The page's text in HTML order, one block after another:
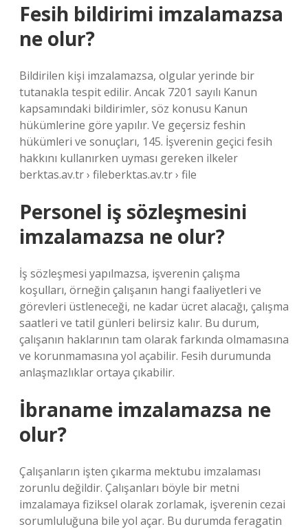
Fesih bildirimi imzalamazsa
ne olur?
Bildirilen kişi imzalamazsa, olgular yerinde bir
tutanakla tespit edilir. Ancak 7201 sayılı Kanun
kapsamındaki bildirimler, söz konusu Kanun
hükümlerine göre yapılır. Ve geçersiz feshin
hükümleri ve sonuçları, 145. İşverenin geçici fesih
hakkını kullanırken uyması gereken ilkeler
berktas.av.tr › fileberktas.av.tr › file
Personel iş sözleşmesini
imzalamazsa ne olur?
İş sözleşmesi yapılmazsa, işverenin çalışma
koşulları, örneğin çalışanın hangi faaliyetleri ve
görevleri üstleneceği, ne kadar ücret alacağı, çalışma
saatleri ve tatil günleri belirsiz kalır. Bu durum,
çalışanın haklarının tam olarak farkında olmamasına
ve korunmamasına yol açabilir. Fesih durumunda
anlaşmazlıklar ortaya çıkabilir.
İbraname imzalamazsa ne
olur?
Çalışanların işten çıkarma mektubu imzalaması
zorunlu değildir. Çalışanları böyle bir metni
imzalamaya fiziksel olarak zorlamak, işverenin cezai
sorumluluğuna bile yol açar. Bu durumda feragatin